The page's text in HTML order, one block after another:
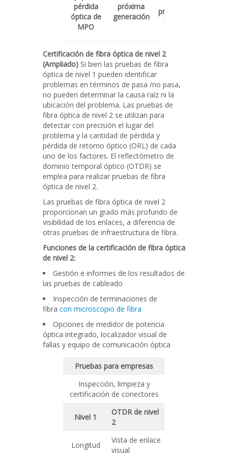
pérdida
óptica de
MPO
próxima
generación
pruebas de
pérdida
Certificación de fibra óptica de nivel 2
(Ampliado) Si bien las pruebas de fibra
óptica de nivel 1 pueden identificar
problemas en términos de pasa /no pasa,
no pueden determinar la causa raíz ni la
ubicación del problema. Las pruebas de
fibra óptica de nivel 2 se utilizan para
detectar con precisión el lugar del
problema y la cantidad de pérdida y
pérdida de retorno óptico (ORL) de cada
uno de los factores. El reflectómetro de
dominio temporal óptico (OTDR) se
emplea para realizar pruebas de fibra
óptica de nivel 2.
Las pruebas de fibra óptica de nivel 2
proporcionan un grado más profundo de
visibilidad de los enlaces, a diferencia de
otras pruebas de infraestructura de fibra.
Funciones de la certificación de fibra óptica
de nivel 2:
Gestión e informes de los resultados de
las pruebas de cableado
Inspección de terminaciones de
fibra con microscopio de fibra
Opciones de medidor de potencia
óptica integrado, localizador visual de
fallas y equipo de comunicación óptica
Pruebas para empresas
Inspección, limpieza y
certificación de conectores
Nivel 1
OTDR de nivel
2
Longitud
Vista de enlace
visual